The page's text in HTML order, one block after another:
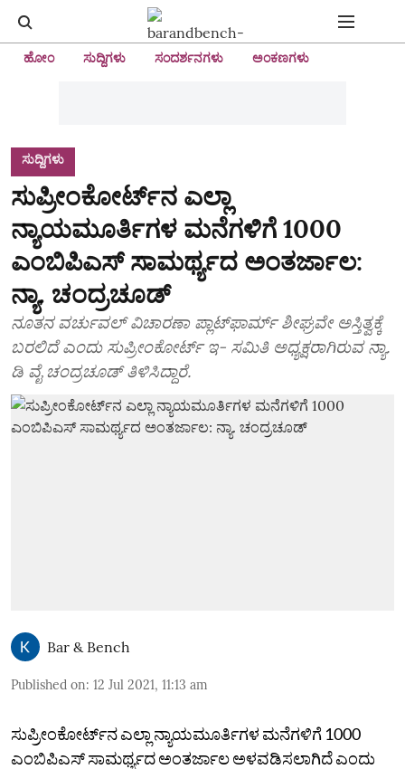
ಹೋಂ ಸುದ್ದಿಗಳು ಸಂದರ್ಶನಗಳು ಅಂಕಣಗಳು
ಸುದ್ದಿಗಳು
ಸುಪ್ರೀಂಕೋರ್ಟ್‌ನ ಎಲ್ಲಾ
ನ್ಯಾಯಮೂರ್ತಿಗಳ ಮನೆಗಳಿಗೆ 1000
ಎಂಬಿಪಿಎಸ್ ಸಾಮರ್ಥ್ಯದ ಅಂತರ್ಜಾಲ:
ನ್ಯಾ. ಚಂದ್ರಚೂಡ್
ನೂತನ ವರ್ಚುವಲ್ ವಿಚಾರಣಾ ಪ್ಲಾಟ್‌ಫಾರ್ಮ್‌ ಶೀಘ್ರವೇ ಅಸ್ತಿತ್ವಕ್ಕೆ
ಬರಲಿದೆ ಎಂದು ಸುಪ್ರೀಂಕೋರ್ಟ್ ಇ- ಸಮಿತಿ ಅಧ್ಯಕ್ಷರಾಗಿರುವ ನ್ಯಾ.
ಡಿ ವೈ ಚಂದ್ರಚೂಡ್ ತಿಳಿಸಿದ್ದಾರೆ.
Bar & Bench
Published on: 12 Jul 2021, 11:13 am
ಸುಪ್ರೀಂಕೋರ್ಟ್‌ನ ಎಲ್ಲಾ ನ್ಯಾಯಮೂರ್ತಿಗಳ ಮನೆಗಳಿಗೆ 1000
ಎಂಬಿಪಿಎಸ್ ಸಾಮರ್ಥ್ಯದ ಅಂತರ್ಜಾಲ ಅಳವಡಿಸಲಾಗಿದೆ ಎಂದು